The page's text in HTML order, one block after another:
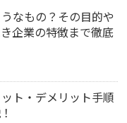
なもの？その目的や
企業の特徴まで徹底
ト・デメリット手順